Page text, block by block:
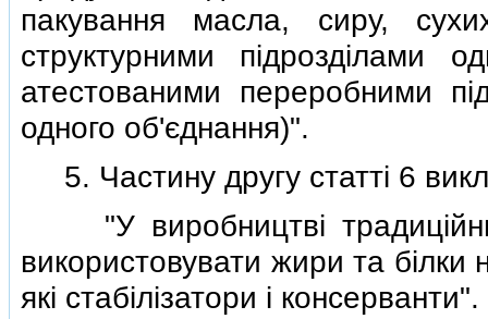
пакування масла, сиру,
структурними пiдроздiлами
атестованими переробними
одного об'єднання)".
5. Частину другу статтi 6
"У виробництвi
використовувати жири та бiлки
якi стабiлiзатори i консерванти".